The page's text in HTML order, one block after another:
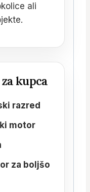
ali
kupca
razred
motor
za boljšo